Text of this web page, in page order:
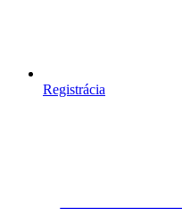
Registrácia